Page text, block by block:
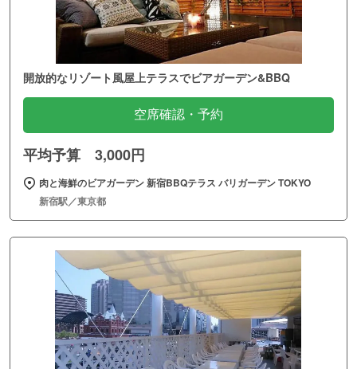
開放的なリゾート風屋上テラスでビアガーデン&BBQ
空席確認・予約
平均予算 3,000円
肉と海鮮のビアガーデン 新宿BBQテラス バリガーデン TOKYO
新宿駅／東京都